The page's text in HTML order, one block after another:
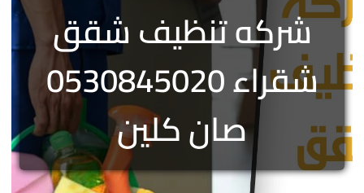
شركه تنظيف شقق
شقراء 0530845020
صان كلين